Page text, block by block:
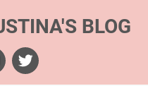
BLOG